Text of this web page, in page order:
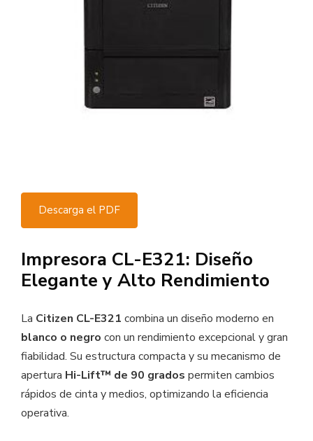
Descarga el PDF
Impresora CL-E321: Diseño
Elegante y Alto Rendimiento
La Citizen CL-E321 combina un diseño moderno en
blanco o negro con un rendimiento excepcional y gran
fiabilidad. Su estructura compacta y su mecanismo de
apertura Hi-Lift™ de 90 grados permiten cambios
rápidos de cinta y medios, optimizando la eficiencia
operativa.